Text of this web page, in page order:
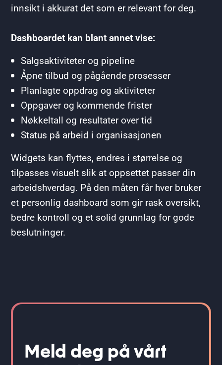
innsikt i akkurat det som er relevant for deg.
Dashboardet kan blant annet vise:
Salgsaktiviteter og pipeline
Åpne tilbud og pågående prosesser
Planlagte oppdrag og aktiviteter
Oppgaver og kommende frister
Nøkkeltall og resultater over tid
Status på arbeid i organisasjonen
Widgets kan flyttes, endres i størrelse og
tilpasses visuelt slik at oppsettet passer din
arbeidshverdag. På den måten får hver bruker
et personlig dashboard som gir rask oversikt,
bedre kontroll og et solid grunnlag for gode
beslutninger.
Meld deg på vårt